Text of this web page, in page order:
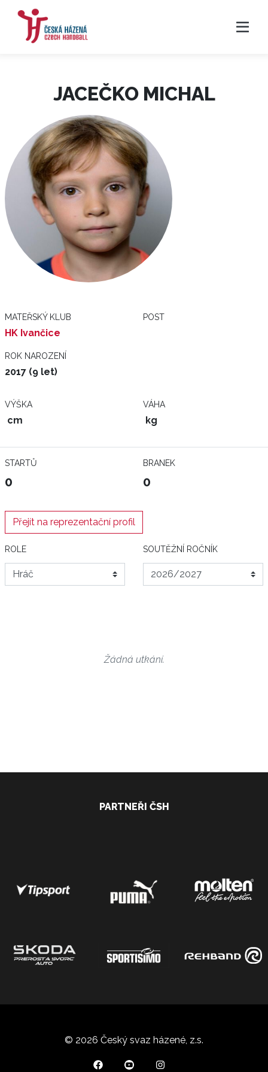
JACEČKO MICHAL
MATEŘSKÝ KLUB
HK Ivančice
POST
ROK NAROZENÍ
2017 (9 let)
VÝŠKA
cm
VÁHA
kg
STARTŮ
0
BRANEK
0
Přejít na reprezentační profil
ROLE SOUTĚŽNÍ ROČNÍK
Žádná utkání.
PARTNEŘI ČSH
© 2026 Český svaz házené, z.s.